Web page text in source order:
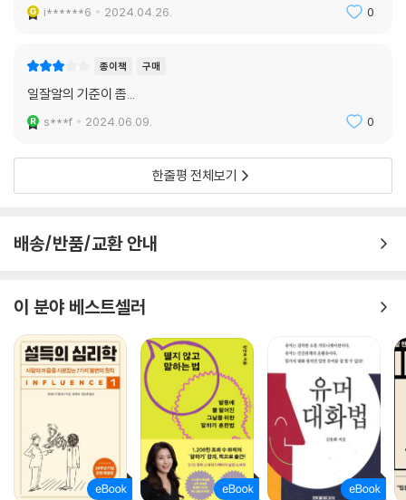
2단계 〈정리〉에서는 분리를 통해 이야기의 본질을 파악하는 법을 정리한
고, 사실과 의견을 구분해 의견을 사실처럼 말하는 불상사를 미연에 방지
한다.
대방의 의중을 제대로 파악하지 못하는 경우는 대부분 자신이 인식할 수
있는 내용만 잘라 듣기 때문에 일어난다. 잘 듣기 위한 태도 5가지를 통해
4단계 〈질문〉에서는 본인은 물론이고 상대방이 깨닫지 못한 부분까지 파
문 5가지를 활용해 정보를 얻자.
5단계 〈언어화〉에서는 1~4단계를 토대로 정리된 내 생각을 조리 있게 말
로 표현하는 법을 배운다. 사고의 깊이를 더해 상대방에게 강한 인상을 남
기는 언어 공식을 비롯해 언어화를 습관으로 만드는 방법까지 소개해 고도
의 언어화 능력을 터득한다.
12가지 대화의 법칙을 통해 말만 번지르르한 사람이 아닌, 영리하게 일하
고 현명하게 말하는 사람이 될 차례다. 이 책은 ‘이걸 어떻게 말해야 하지?’
i******6 2024.04.26. 0
종이책 구매
일잘알의 기준이 좀...
s***f 2024.06.09. 0
한줄평 전체보기
배송/반품/교환 안내
이 분야 베스트셀러